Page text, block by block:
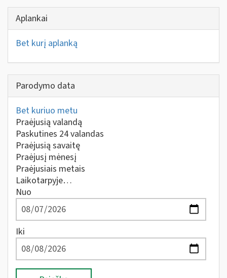
Aplankai
Bet kurį aplanką
Parodymo data
Bet kuriuo metu
Praėjusią valandą
Paskutines 24 valandas
Praėjusią savaitę
Praėjusį mėnesį
Praėjusiais metais
Laikotarpyje…
Nuo
Iki